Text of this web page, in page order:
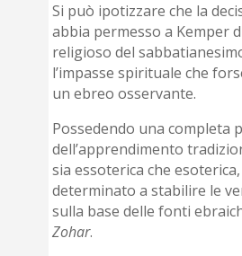
Si può ipotizzare che la
abbia permesso a Kemper
religioso del
l’impasse spirituale che
un ebreo osservante.
Possedendo una completa
dell’apprendimento
sia essoterica che
determinato a stabilire le
sulla base delle fonti
Zohar.